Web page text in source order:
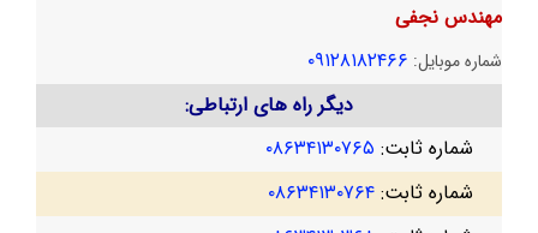
مهندس نجفی
شماره موبایل: ۰۹۱۲۸۱۸۲۴۶۶
دیگر راه های ارتباطی:
شماره ثابت: ۰۸۶۳۴۱۳۰۷۶۵
شماره ثابت: ۰۸۶۳۴۱۳۰۷۶۴